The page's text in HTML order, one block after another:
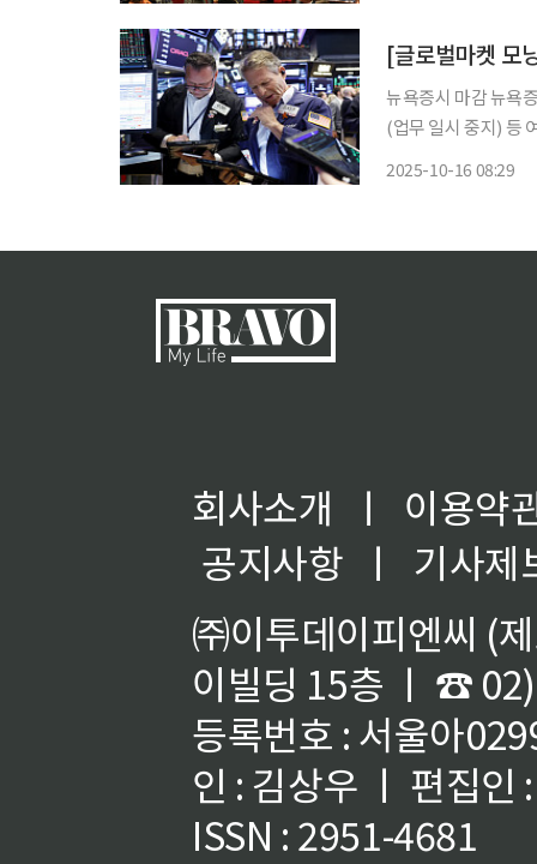
뉴욕증시 마감 뉴욕증시는 미국 은행들의 호실적과 미·중 무역 갈등, 미국 연방정부 셧다운
(업무 일시 중지) 등 여러 재료
2025-10-16 08:29
회사소개 ㅣ
이용약
공지사항
ㅣ
기사제
㈜이투데이피엔씨 (
이빌딩 15층 ㅣ ☎
등록번호 : 서울아
인 : 김상우 ㅣ 편집인
ISSN : 2951-4681